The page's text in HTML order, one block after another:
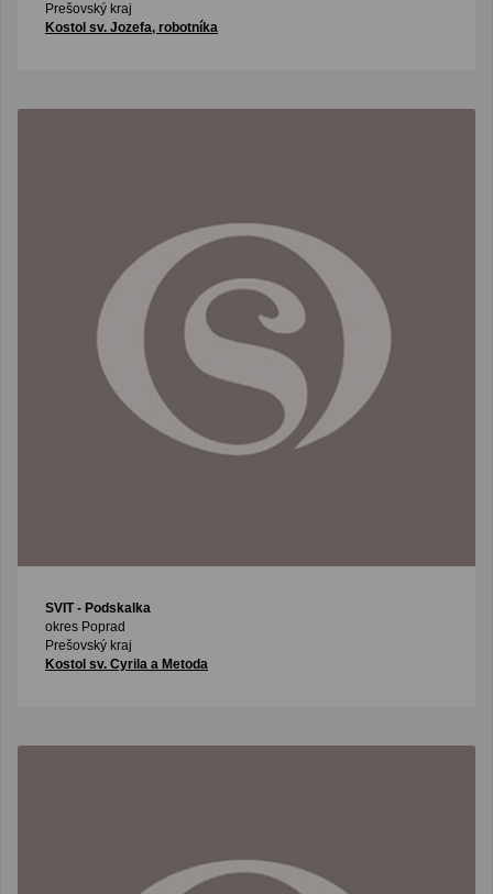
Prešovský kraj
Kostol sv. Jozefa, robotníka
SVIT- Podskalka
okres Poprad
Prešovský kraj
Kostol sv. Cyrila a Metoda